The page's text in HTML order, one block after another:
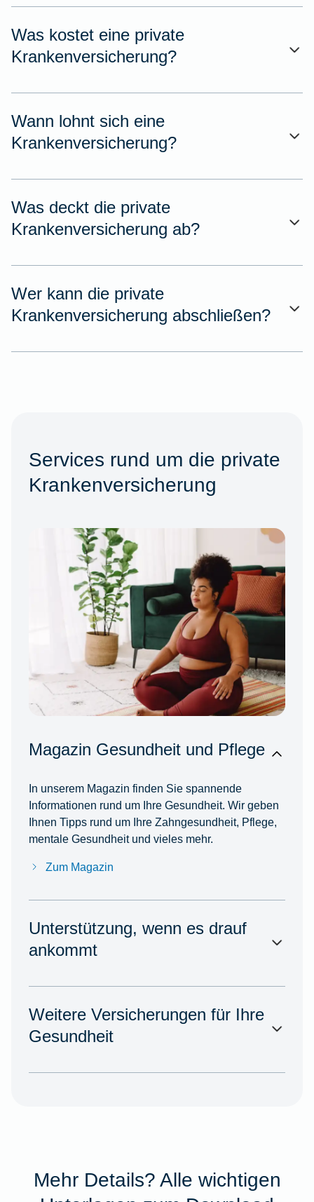
Was kostet eine private
Krankenversicherung?
Wann lohnt sich eine
Krankenversicherung?
Was deckt die private
Krankenversicherung ab?
Wer kann die private
Krankenversicherung abschließen?
Services rund um die private
Krankenversicherung
Magazin Gesundheit und Pflege
In unserem Magazin finden Sie spannende
Informationen rund um Ihre Gesundheit. Wir geben
Ihnen Tipps rund um Ihre Zahngesundheit, Pflege,
mentale Gesundheit und vieles mehr.
Zum Magazin
Unterstützung, wenn es drauf
ankommt
Weitere Versicherungen für Ihre
Gesundheit
Mehr Details? Alle wichtigen